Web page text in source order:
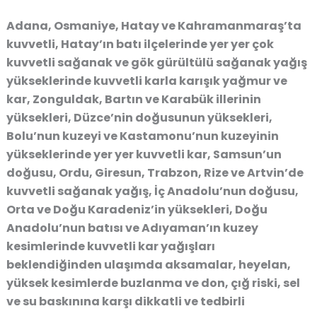
Adana, Osmaniye, Hatay ve Kahramanmaraş’ta
kuvvetli, Hatay’ın batı ilçelerinde yer yer çok
kuvvetli sağanak ve gök gürültülü sağanak yağış
yükseklerinde kuvvetli karla karışık yağmur ve
kar, Zonguldak, Bartın ve Karabük illerinin
yüksekleri, Düzce’nin doğusunun yüksekleri,
Bolu’nun kuzeyi ve Kastamonu’nun kuzeyinin
yükseklerinde yer yer kuvvetli kar, Samsun’un
doğusu, Ordu, Giresun, Trabzon, Rize ve Artvin’de
kuvvetli sağanak yağış, İç Anadolu’nun doğusu,
Orta ve Doğu Karadeniz’in yüksekleri, Doğu
Anadolu’nun batısı ve Adıyaman’ın kuzey
kesimlerinde kuvvetli kar yağışları
beklendiğinden ulaşımda aksamalar, heyelan,
yüksek kesimlerde buzlanma ve don, çığ riski, sel
ve su baskınına karşı dikkatli ve tedbirli